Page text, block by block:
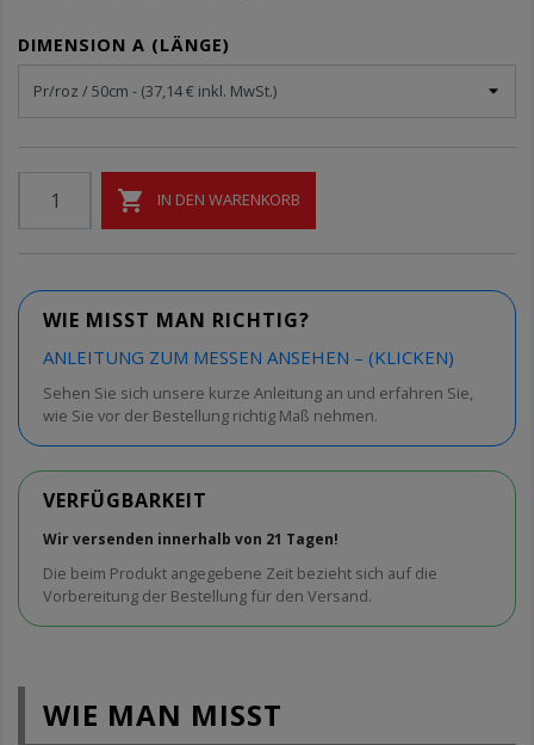
DIMENSION A (LÄNGE)
 IN DEN WARENKORB
WIE MISST MAN RICHTIG?
ANLEITUNG ZUM MESSEN ANSEHEN – (KLICKEN)
Sehen Sie sich unsere kurze Anleitung an und erfahren Sie,
wie Sie vor der Bestellung richtig Maß nehmen.
VERFÜGBARKEIT
Wir versenden innerhalb von 21 Tagen!
Die beim Produkt angegebene Zeit bezieht sich auf die
Vorbereitung der Bestellung für den Versand.
WIE MAN MISST